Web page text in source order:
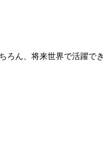
ん、将来世界で活躍で